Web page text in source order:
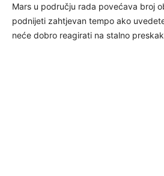
Mars u području rada povećava broj
podnijeti zahtjevan tempo ako
neće dobro reagirati na stalno